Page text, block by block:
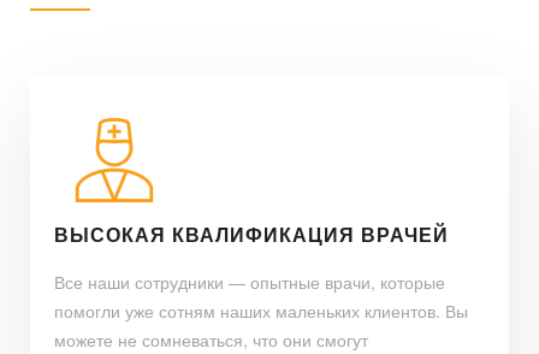
ВЫСОКАЯ КВАЛИФИКАЦИЯ ВРАЧЕЙ
Все наши сотрудники — опытные врачи, которые
помогли уже сотням наших маленьких клиентов. Вы
можете не сомневаться, что они смогут